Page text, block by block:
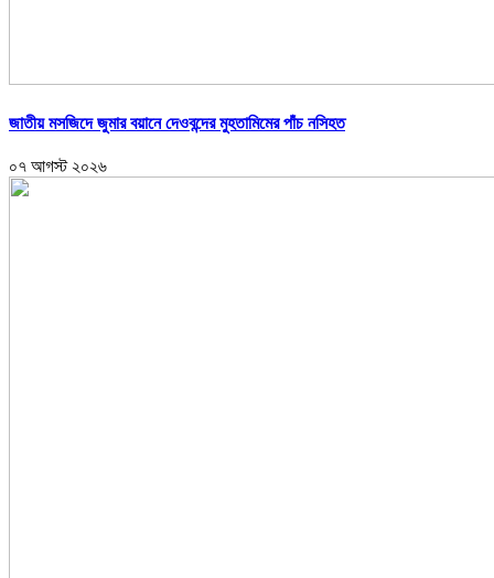
জাতীয় মসজিদে জুমার বয়ানে দেওবন্দের মুহতামিমের পাঁচ নসিহত
০৭ আগস্ট ২০২৬